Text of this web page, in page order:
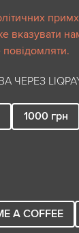
вказувати
ЧЕРЕЗ
1000 грн
A COFFEE